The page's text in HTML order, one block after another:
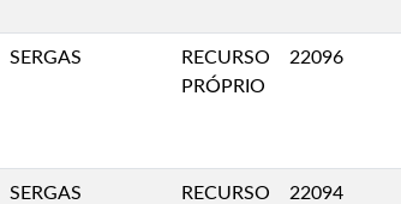
SERGAS
RECURSO
PRÓPRIO
22096
SERGAS
RECURSO
22094